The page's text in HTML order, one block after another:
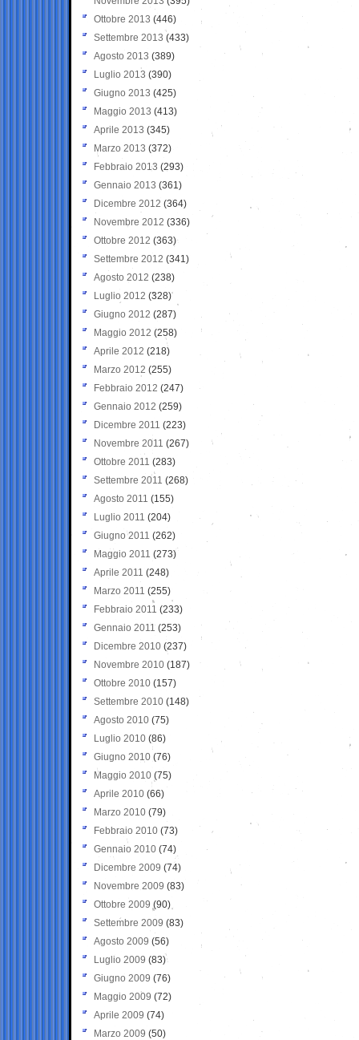
Ottobre 2013 (446)
Settembre 2013 (433)
Agosto 2013 (389)
Luglio 2013 (390)
Giugno 2013 (425)
Maggio 2013 (413)
Aprile 2013 (345)
Marzo 2013 (372)
Febbraio 2013 (293)
Gennaio 2013 (361)
Dicembre 2012 (364)
Novembre 2012 (336)
Ottobre 2012 (363)
Settembre 2012 (341)
Agosto 2012 (238)
Luglio 2012 (328)
Giugno 2012 (287)
Maggio 2012 (258)
Aprile 2012 (218)
Marzo 2012 (255)
Febbraio 2012 (247)
Gennaio 2012 (259)
Dicembre 2011 (223)
Novembre 2011 (267)
Ottobre 2011 (283)
Settembre 2011 (268)
Agosto 2011 (155)
Luglio 2011 (204)
Giugno 2011 (262)
Maggio 2011 (273)
Aprile 2011 (248)
Marzo 2011 (255)
Febbraio 2011 (233)
Gennaio 2011 (253)
Dicembre 2010 (237)
Novembre 2010 (187)
Ottobre 2010 (157)
Settembre 2010 (148)
Agosto 2010 (75)
Luglio 2010 (86)
Giugno 2010 (76)
Maggio 2010 (75)
Aprile 2010 (66)
Marzo 2010 (79)
Febbraio 2010 (73)
Gennaio 2010 (74)
Dicembre 2009 (74)
Novembre 2009 (83)
Ottobre 2009 (90)
Settembre 2009 (83)
Agosto 2009 (56)
Luglio 2009 (83)
Giugno 2009 (76)
Maggio 2009 (72)
Aprile 2009 (74)
Marzo 2009 (50)